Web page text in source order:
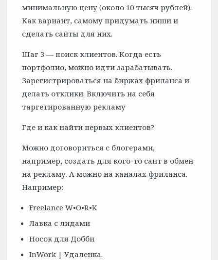
минимальную цену (около 10 тысяч рублей).
Как вариант, самому придумать ниши и
сделать сайты для них.
Шаг 3 — поиск клиентов. Когда есть
портфолио, можно идти зарабатывать.
Зарегистрироваться на биржах фриланса и
делать отклики. Включить на себя
таргетированную рекламу
Где и как найти первых клиентов?
Можно договориться с блогерами,
например, создать для кого-то сайт в обмен
на рекламу. А можно на каналах фриланса.
Например:
Freelance W•O•R•K
Лавка с лидами
Носок для Добби
InWork | Удаленка.